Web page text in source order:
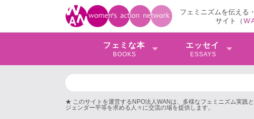
フェミニズムを伝える
サイト（W
フェミな本
BOOKS
エッセイ
ESSAYS
★ このサイトを運営するNPO法人WANは、多様なフェミニズム実践
ジェンダー平等を求める人々に交流の場を提供します。